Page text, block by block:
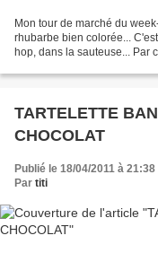
Mon tour de marché du
rhubarbe bien colorée...
hop, dans la sauteuse... Par
TARTELETTE
CHOCOLAT
Publié le 18/04/2011 à 21:38
Par titi